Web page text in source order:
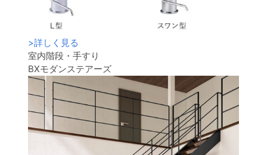
>詳しく見る
室内階段・手すり
BXモダンステアーズ